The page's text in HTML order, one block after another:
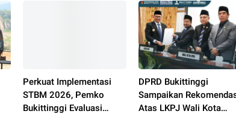
Perkuat Implementasi
STBM 2026, Pemko
Bukittinggi Evaluasi
DPRD Bukittinggi
Sampaikan
Atas LKPJ Wali Kota